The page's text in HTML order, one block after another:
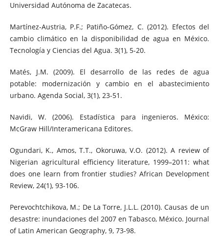
Universidad Autónoma de Zacatecas.
Martínez-Austria, P.F.; Patiño-Gómez, C. (2012). Efectos del
cambio climático en la disponibilidad de agua en México.
Tecnología y Ciencias del Agua. 3(1), 5-20.
Matés, J.M. (2009). El desarrollo de las redes de agua
potable: modernización y cambio en el abastecimiento
urbano. Agenda Social, 3(1), 23-51.
Navidi, W. (2006). Estadística para ingenieros. México:
McGraw Hill/Interamericana Editores.
Ogundari, K., Amos, T.T., Okoruwa, V.O. (2012). A review of
Nigerian agricultural efficiency literature, 1999–2011: what
does one learn from frontier studies? African Development
Review, 24(1), 93-106.
Perevochtchikova, M.; De La Torre, J.L.L. (2010). Causas de un
desastre: inundaciones del 2007 en Tabasco, México. Journal
of Latin American Geography, 9, 73-98.